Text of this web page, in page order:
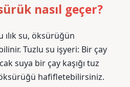
nasıl geçer?
ılık su, öksürüğün
Tuzlu su işyeri: Bir çay
suya bir çay kaşığı tuz
hafifletebilirsiniz.